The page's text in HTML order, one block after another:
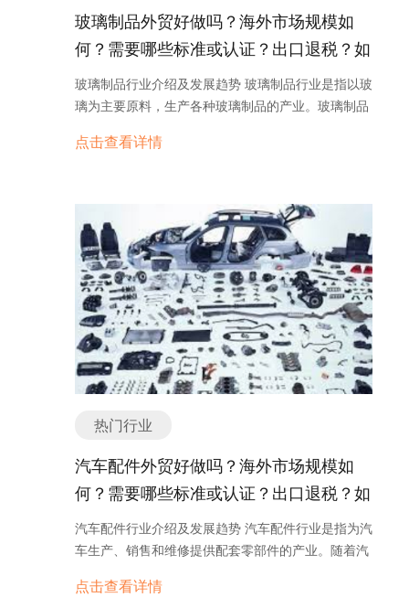
电梯行业来说，出口情况需要进行全面的分析和评
估。 首先，我们来看一下当前的外贸形势。全球经济
断升级，都对外贸造成了一定的影响。这些因素导致
了全球贸易环境的不稳定性和不确定性，使得出口市
场面临一些挑战。 然而，尽管外贸形势面临一些不确
定性，但电梯行业依然有着一定的出口机会。首先，
展中国家和新兴经济体，因为其城市化进程相对较
快，对电梯的需求更加迫切。 此外，随着科技的不断
进步和创新，电梯行业也面临着新的发展机遇。例
如，智能化电梯的需求正在增长，这为电梯制造商提
供了新的市场空间。同时，环保意识的提高也促使电
梯行业朝着更加节能环保的方向发展，这也为企业在
出口市场上寻找新的竞争优势。 然而，要在外贸市场
取得成功并不是一件容易的事情。企业需要面对激烈
的竞争，同时还需要应对各种贸易壁垒和法规限制。
因此，企业在出口过程中需要具备一定的竞争力和适
应能力。 为了在外贸市场上开展出口业务，企业可以
采取以下几点策略。首先，加强产品质量和技术创
新，提高产品竞争力。其次，积极拓展新兴市场，寻
找更多的出口机会。同时，加强与国内外合作伙伴的
合作，共同开发新的市场。此外，企业还可以通过参
加国际展览会和贸易洽谈会等方式，扩大品牌知名度
战，但电梯行业依然有着一定的出口机会。通过加强
可以帮助宠物预防和治疗常见的疾病，提高宠物的免
疫力和健康水平。 4. 玩具类：包括宠物球、宠物骨
炼身体，同时提供娱乐和减轻压力的功能。 5. 宠物
床窝类：包括宠物垫子、宠物窝、宠物床等。这些产
品为宠物提供舒适的休息和睡眠环境，同时也可以保
动时安全受控，同时也可以增加宠物的可爱和时尚
度。 7. 清洁用品类：包括宠物尿垫、猫砂、宠物除
味剂等。这些产品可以帮助主人清理宠物的排泄物，
同时也可以减少异味和维持宠物环境的清洁。 8. 旅
行用品类：包括宠物箱、宠物推车、宠物背包等。这
些产品可以帮助主人方便地携带宠物出行，提供安全
和舒适的旅行环境。 以上是宠物用品的主要分类或种
类，市场上还有许多其他的宠物用品，满足不同宠物
和主人的需求。 如有任何问题，欢迎微信联系我们。
宠物用品外贸形势 宠物用品的外贸形势目前非常不
错，出口市场潜力巨大。随着人们生活水平的提高和
且，随着互联网的发展，宠物用品的跨境电商销售也
呈现出快速增长的趋势。 首先，宠物用品的出口市场
都在不断扩大。尤其是在一些发达国家，人们对宠物
的关注度和宠物用品的消费意愿很高。这些国家的市
场需求量大，而本土宠物用品供应能力有限，因此对
外国宠物用品的需求很大。 其次，宠物用品的出口利
装。因此，服装企业需要积极采取环保措施，推动可
持续发展。 2. 个性化定制 个性化定制是另一个重要
的发展趋势。现代消费者越来越注重个性和独特性，
他们希望拥有独一无二的服装。因此，服装企业需要
提供定制化的服务，满足消费者的个性化需求。 3.
服装行业的重要销售渠道。越来越多的消费者倾向于
着科技的发展，智能化生产成为了服装行业的新趋
势。自动化设备和人工智能技术的应用，使得服装的
生产过程更加高效和精确。智能化生产不仅可以提高
生产效率，还可以降低成本，提供更好的产品质量。
总结： 服装行业作为一个重要的消费领域，其发展受
到多种因素的影响。随着消费者需求的不断变化，服
装企业需要不断创新，适应新的发展趋势。通过可持
续发展、个性化定制、电子商务的兴起以及智能化生
产的应用，服装行业将迎来更加繁荣的未来。 服装产
必不可少的一部分，有许多不同的分类或种类。以下
衫、T恤、毛衣、夹克、外套等。上装类服装通常用
于覆盖上半身，并提供保暖或时尚的功能。 2. 下装
通常用于遮盖下半身，并提供舒适和风格。 3. 运动
装类：这包括运动衫、运动裤、运动鞋等。运动装通
常具有舒适、透气和运动性能，适用于各种体育活
玻璃制品外贸好做吗？海外市场规模如
何？需要哪些标准或认证？出口退税？如
何找分销商或客户？
玻璃制品行业介绍及发展趋势 玻璃制品行业是指以玻
璃为主要原料，生产各种玻璃制品的产业。玻璃制品
包括玻璃瓶、玻璃器皿、玻璃窗、玻璃纤维等。 随着
着城市化进程的加快和人们对建筑环境舒适度的要求
提高，玻璃幕墙、玻璃隔断等玻璃制品的需求量持续
增长。 家居行业也是玻璃制品的重要市场。随着人们
对家居品质要求的提高，玻璃制品在家居装饰中的应
用越来越广泛。例如，玻璃家具、玻璃餐具、玻璃花
瓶等都成为了家居装饰的热门选择。 汽车行业是玻璃
制品的另一个重要市场。随着汽车产业的快速发展，
汽车玻璃的需求也在不断增加。汽车玻璃不仅用于车
窗、后视镜等功能性部件，还广泛应用于车身造型设
和光电行业对高品质玻璃制品的需求也在不断增加。
例如，智能手机和平板电脑的触摸屏、液晶显示屏等
都需要采用特殊的玻璃材料制作，而光电行业则需要
高透明度、高纯度的玻璃材料来制造光学器件。 在玻
璃制品行业的发展趋势方面，一方面，随着科技的进
步和工艺的改进，玻璃制品的品质和性能得到了显著
玻璃制品得到了广泛应用。另一方面，环保和可持续
点击查看详情
热门行业
汽车配件外贸好做吗？海外市场规模如
何？需要哪些标准或认证？出口退税？如
何找分销商或客户？
汽车配件行业介绍及发展趋势 汽车配件行业是指为汽
车生产、销售和维修提供配套零部件的产业。随着汽
行业也迎来了快速发展的机遇。 首先，汽车配件行业
点击查看详情